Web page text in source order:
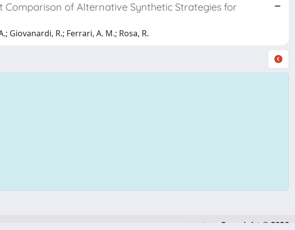
of Alternative Synthetic Strategies for
Giovanardi, R.; Ferrari, A. M.; Rosa, R.
Copyright © 2026